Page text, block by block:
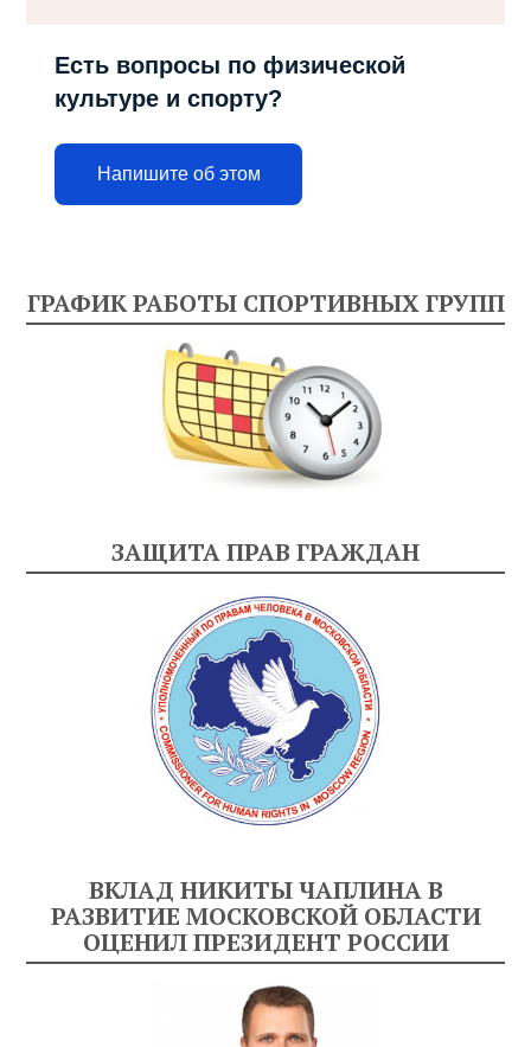
Есть вопросы по физической
культуре и спорту?
Напишите об этом
ГРАФИК РАБОТЫ СПОРТИВНЫХ ГРУПП
ЗАЩИТА ПРАВ ГРАЖДАН
ВКЛАД НИКИТЫ ЧАПЛИНА В
РАЗВИТИЕ МОСКОВСКОЙ ОБЛАСТИ
ОЦЕНИЛ ПРЕЗИДЕНТ РОССИИ